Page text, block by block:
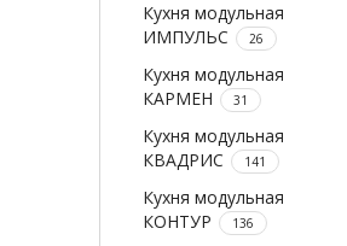
Кухня модульная
ИМПУЛЬС
26
Кухня модульная
КАРМЕН
31
Кухня модульная
КВАДРИС
141
Кухня модульная
КОНТУР
136